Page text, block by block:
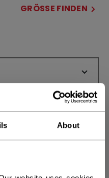
About
GRÖSSE FINDEN